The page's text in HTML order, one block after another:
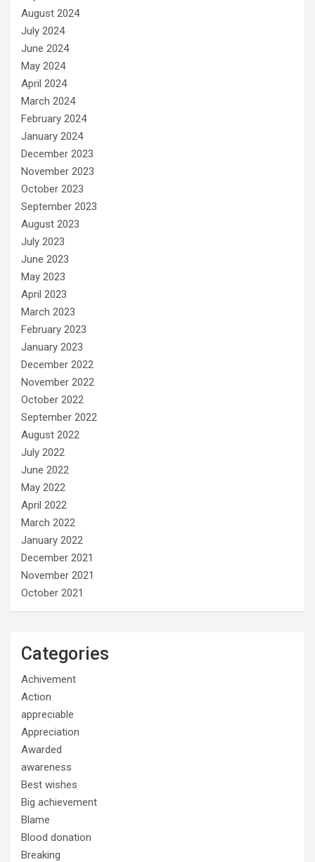
August 2024
July 2024
June 2024
May 2024
April 2024
March 2024
February 2024
January 2024
December 2023
November 2023
October 2023
September 2023
August 2023
July 2023
June 2023
May 2023
April 2023
March 2023
February 2023
January 2023
December 2022
November 2022
October 2022
September 2022
August 2022
July 2022
June 2022
May 2022
April 2022
March 2022
January 2022
December 2021
November 2021
October 2021
Categories
Achivement
Action
appreciable
Appreciation
Awarded
awareness
Best wishes
Big achievement
Blame
Blood donation
Breaking